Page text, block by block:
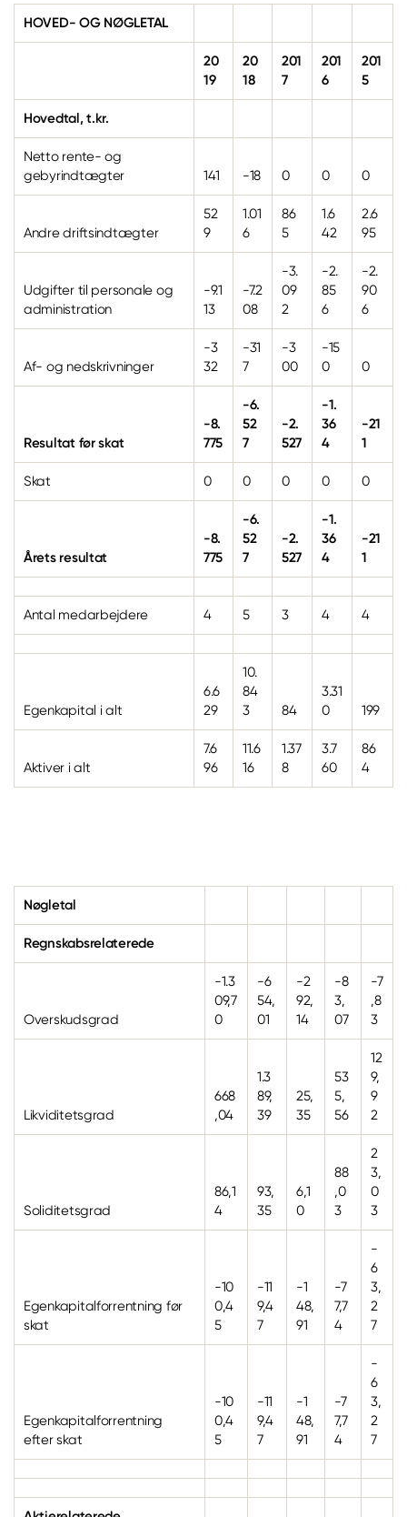
HOVED- OG NØGLETAL
20
19
20
18
201
7
201
6
201
5
Hovedtal, t.kr.
Netto rente- og
gebyrindtægter
141 -18 0 0 0
Andre driftsindtægter
52
9
1.01
6
86
5
1.6
42
2.6
95
Udgifter til personale og
administration
-9.1
13
-7.2
08
-3.
09
2
-2.
85
6
-2.
90
6
Af- og nedskrivninger
-3
32
-31
7
-3
00
-15
0
0
Resultat før skat
-8.
775
-6.
52
7
-2.
527
-1.
36
4
-21
1
Skat 0 0 0 0 0
Årets resultat
-8.
775
-6.
52
7
-2.
527
-1.
36
4
-21
1
Antal medarbejdere 4 5 3 4 4
Egenkapital i alt
6.6
29
10.
84
3
84
3.31
0
199
Aktiver i alt
7.6
96
11.6
16
1.37
8
3.7
60
86
4
Nøgletal
Regnskabsrelaterede
Overskudsgrad
-1.3
09,7
0
-6
54,
01
-2
92,
14
-8
3,
07
-7
,8
3
Likviditetsgrad
668
,04
1.3
89,
39
25,
35
53
5,
56
12
9,
9
2
Soliditetsgrad
86,1
4
93,
35
6,1
0
88
,0
3
2
3,
0
3
Egenkapitalforrentning før
skat
-10
0,4
5
-11
9,4
7
-1
48,
91
-7
7,7
4
-
6
3,
2
7
Egenkapitalforrentning
efter skat
-10
0,4
5
-11
9,4
7
-1
48,
91
-7
7,7
4
-
6
3,
2
7